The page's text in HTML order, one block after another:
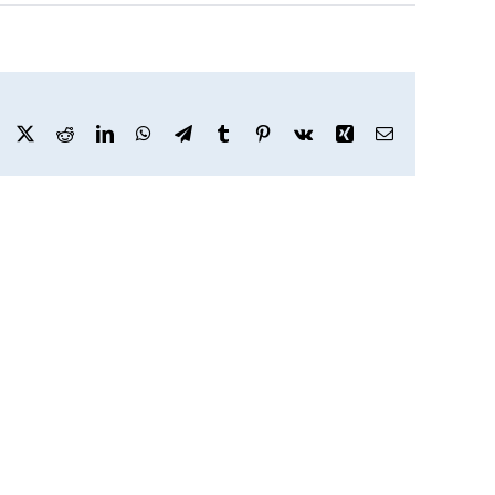
Facebook
X RedditLinkedInWhatsApp
TelegramTumblr Pinterest
Vk Xing Email